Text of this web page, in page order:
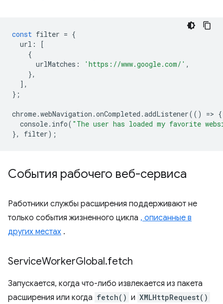
const filter = {
url :
[
{
urlMatches : 'https://www.google.com/' ,
},
],
};
chrome.webNavigation .onCompleted .addListener(() => {
console. info( "The user has loaded my favorite
},
filter);
События рабочего веб-сервиса
Работники службы расширения поддерживают не
только события жизненного цикла , описанные в
других местах .
ServiceWorkerGlobal.fetch
Запускается, когда что-либо извлекается из пакета
расширения или когда fetch() и XMLHttpRequest()